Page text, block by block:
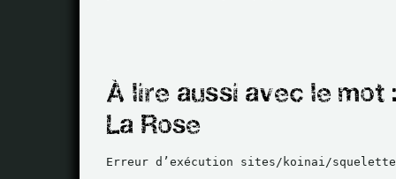
Erreur d’exécution sites/koinai/